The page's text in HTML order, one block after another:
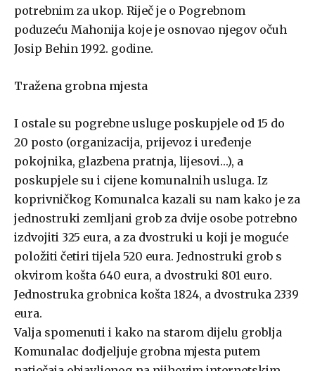
potrebnim za ukop. Riječ je o Pogrebnom
poduzeću Mahonija koje je osnovao njegov očuh
Josip Behin 1992. godine.
Tražena grobna mjesta
I ostale su pogrebne usluge poskupjele od 15 do
20 posto (organizacija, prijevoz i uređenje
pokojnika, glazbena pratnja, lijesovi…), a
poskupjele su i cijene komunalnih usluga. Iz
koprivničkog Komunalca kazali su nam kako je za
jednostruki zemljani grob za dvije osobe potrebno
izdvojiti 325 eura, a za dvostruki u koji je moguće
položiti četiri tijela 520 eura. Jednostruki grob s
okvirom košta 640 eura, a dvostruki 801 euro.
Jednostruka grobnica košta 1824, a dvostruka 2339
eura.
Valja spomenuti i kako na starom dijelu groblja
Komunalac dodjeljuje grobna mjesta putem